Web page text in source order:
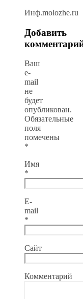
Инф.molozhe.ru
Добавить
Ваш
e-
mail
не
будет
опубликован.
Обязательные
поля
помечены
*
Имя
*
E-
mail
*
Сайт
Комментарий